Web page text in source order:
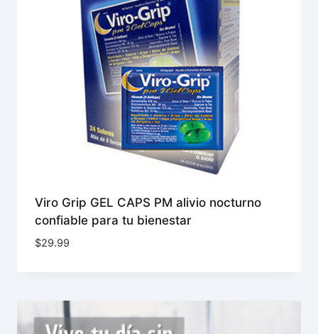
Viro Grip GEL CAPS PM alivio nocturno
confiable para tu bienestar
$29.99